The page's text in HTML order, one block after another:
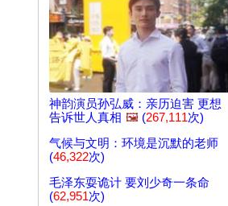
神韵演员孙弘威：亲历迫害 更想
告诉世人真相 🖼️ (267,111次)
气候与文明：环境是沉默的老师
(46,322次)
毛泽东耍诡计 要刘少奇一条命
(62,951次)